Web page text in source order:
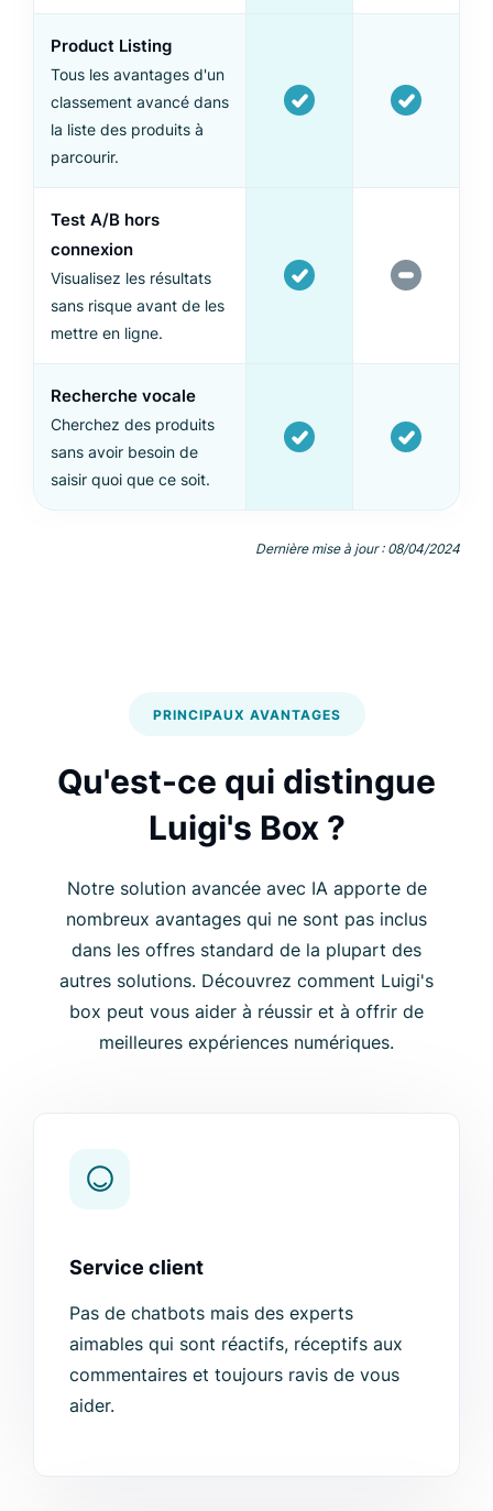
Product Listing
Tous les avantages d'un
classement avancé dans
la liste des produits à
parcourir.
Test A/B hors
connexion
Visualisez les résultats
sans risque avant de les
mettre en ligne.
Recherche vocale
Cherchez des produits
sans avoir besoin de
saisir quoi que ce soit.
Dernière mise à jour : 08/04/2024
PRINCIPAUX AVANTAGES
Qu'est-ce qui distingue
Luigi's Box ?
Notre solution avancée avec IA apporte de
nombreux avantages qui ne sont pas inclus
dans les offres standard de la plupart des
autres solutions. Découvrez comment Luigi's
box peut vous aider à réussir et à offrir de
meilleures expériences numériques.
Service client
Pas de chatbots mais des experts
aimables qui sont réactifs, réceptifs aux
commentaires et toujours ravis de vous
aider.